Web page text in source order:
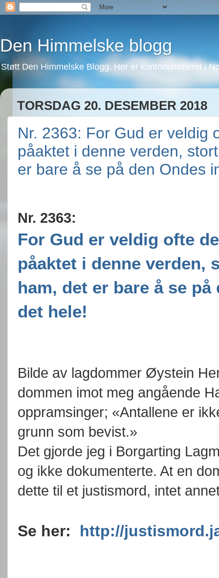
Den Himmelske blogg
Støtt Den Himmelske Blogg. Her er kontonummeret i
TORSDAG 20. DESEMBER 2018
Nr. 2363: For Gud er veldig
påaktet i denne verden,
er bare å se på den Ondes
Nr. 2363:
For Gud er veldig ofte
påaktet i denne
ham, det er bare å se
det hele!
Bilde av lagdommer Øystein
dommen imot meg angående
oppramsinger; «Antallene er
grunn som bevist.»
Det gjorde jeg i Borgarting
og ikke dokumenterte. At en
dette til et justismord, intet
Se her: http://